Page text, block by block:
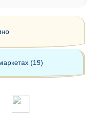
(19)